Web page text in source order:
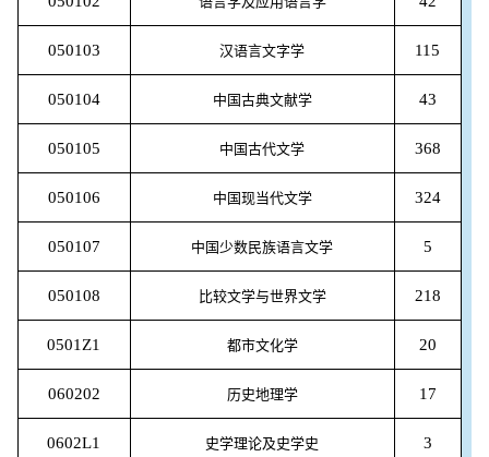
050103 汉语言文字学 115
050104 中国古典文献学 43
050105 中国古代文学 368
050106 中国现当代文学 324
050107 中国少数民族语言文学 5
050108 比较文学与世界文学 218
0501Z1 都市文化学 20
060202 历史地理学 17
0602L1 史学理论及史学史 3